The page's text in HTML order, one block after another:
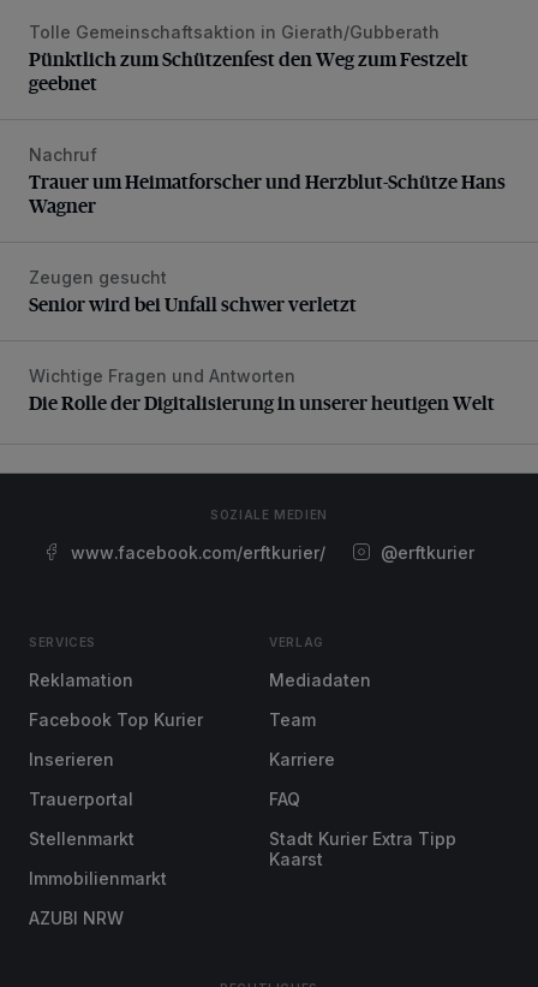
Pünktlich zum Schützenfest den Weg zum Festzelt
Tolle Gemeinschaftsaktion in Gierath/Gubberath
Pünktlich zum Schützenfest den Weg zum Festzelt
geebnet
Trauer um Heimatforscher und Herzblut-Schütze Hans
Nachruf
Trauer um Heimatforscher und Herzblut-Schütze Hans
Wagner
Senior wird bei Unfall schwer verletzt
Zeugen gesucht
Senior wird bei Unfall schwer verletzt
Die Rolle der Digitalisierung in unserer heutigen Welt
Wichtige Fragen und Antworten
Die Rolle der Digitalisierung in unserer heutigen Welt
SOZIALE MEDIEN
www.facebook.com/erftkurier/ @erftkurier
SERVICES
Reklamation
Facebook Top Kurier
Inserieren
Trauerportal
Stellenmarkt
Immobilienmarkt
AZUBI NRW
VERLAG
Mediadaten
Team
Karriere
FAQ
Stadt Kurier Extra Tipp
Kaarst